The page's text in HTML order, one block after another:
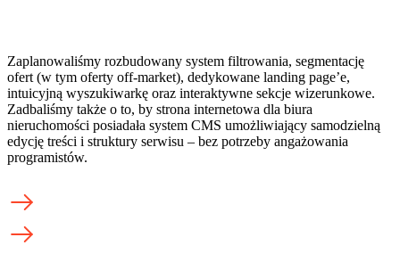
Zaplanowaliśmy rozbudowany system filtrowania, segmentację
ofert (w tym oferty off-market), dedykowane landing page’e,
intuicyjną wyszukiwarkę oraz interaktywne sekcje wizerunkowe.
Zadbaliśmy także o to, by strona internetowa dla biura
nieruchomości posiadała system CMS umożliwiający samodzielną
edycję treści i struktury serwisu – bez potrzeby angażowania
programistów.